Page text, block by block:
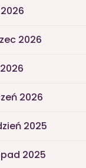
2026
2026
2025
2025